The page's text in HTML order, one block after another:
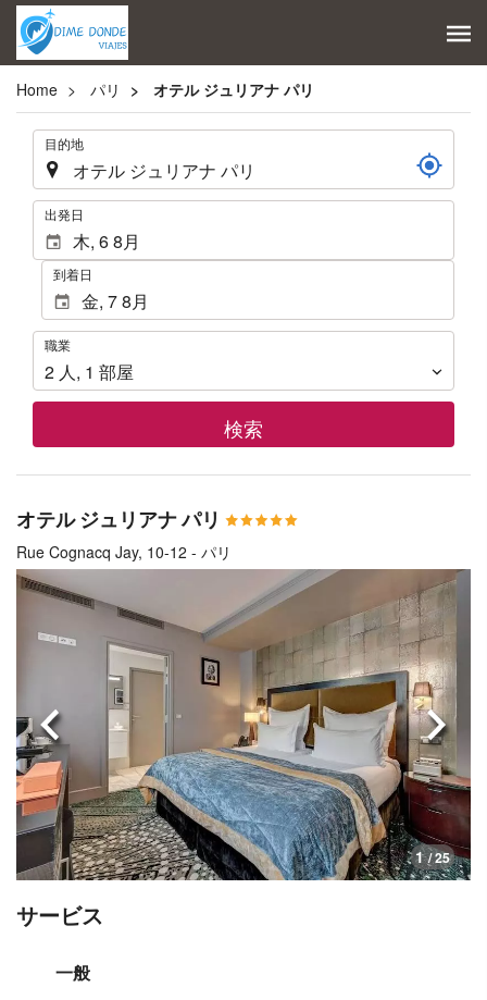
Home パリ オテル ジュリアナ パリ
. 目的地
. 出発日
到着日
職
業
職業
2 人, 1 部屋
検索
オテル ジュリアナ パリ
Rue Cognacq Jay, 10-12 - パリ
1 / 25
前へ 次へ
サービス
一般